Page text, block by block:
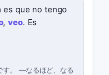
es que no tengo
,veo. Es
。 —なるほど、なる